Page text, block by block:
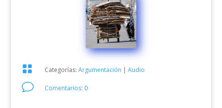
 Categorías: Argumentación | Audio
v Comentarios: 0